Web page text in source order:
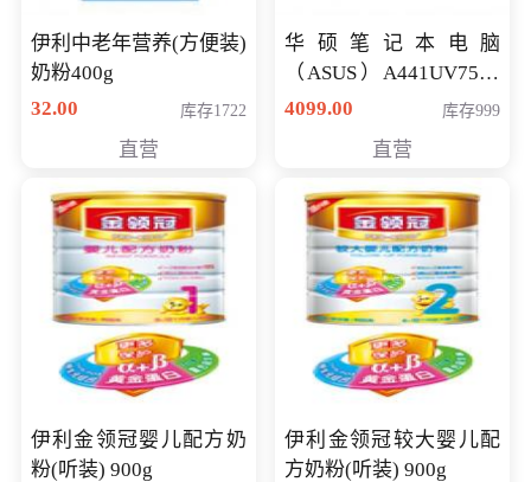
伊利中老年营养(方便装)
奶粉400g
32.00
库存1722
直营
华硕笔记本电脑
（ASUS）A441UV7500
顽石（7代i7-7500U 4G
4099.00 库存999
直营
伊利金领冠婴儿配方奶
粉(听装) 900g
伊利金领冠较大婴儿配
方奶粉(听装) 900g